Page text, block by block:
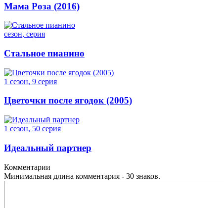
Мама Роза (2016)
сезон, серия
Стальное пианино
1 сезон, 9 серия
Цветочки после ягодок (2005)
1 сезон, 50 серия
Идеальный партнер
Комментарии
Минимальная длина комментария - 30 знаков.